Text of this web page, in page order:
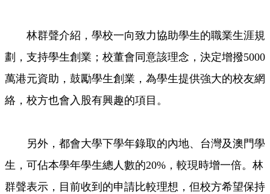
林群聲介紹，學校一向致力協助學生的職業生涯規
劃，支持學生創業；校董會同意該理念，決定增撥5000
萬港元資助，鼓勵學生創業，為學生提供強大的校友網
絡，校方也會入股有興趣的項目。
另外，都會大學下學年錄取的內地、台灣及澳門學
生，可佔本學年學生總人數的20%，較現時增一倍。林
群聲表示，目前收到的申請比較理想，但校方希望保持